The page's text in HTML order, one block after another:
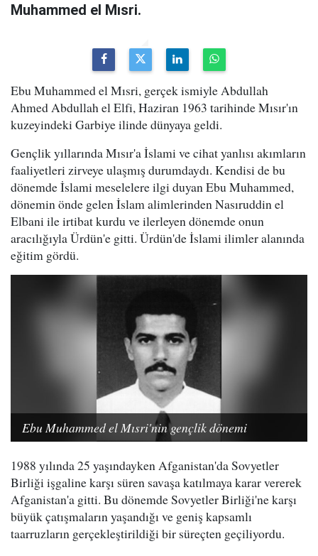
Muhammed el Mısri.
Ebu Muhammed el Mısri, gerçek ismiyle Abdullah
Ahmed Abdullah el Elfi, Haziran 1963 tarihinde Mısır'ın
kuzeyindeki Garbiye ilinde dünyaya geldi.
Gençlik yıllarında Mısır'a İslami ve cihat yanlısı akımların
faaliyetleri zirveye ulaşmış durumdaydı. Kendisi de bu
dönemde İslami meselelere ilgi duyan Ebu Muhammed,
dönemin önde gelen İslam alimlerinden Nasıruddin el
Elbani ile irtibat kurdu ve ilerleyen dönemde onun
aracılığıyla Ürdün'e gitti. Ürdün'de İslami ilimler alanında
eğitim gördü.
Ebu Muhammed el Mısri'nin gençlik dönemi
1988 yılında 25 yaşındayken Afganistan'da Sovyetler
Birliği işgaline karşı süren savaşa katılmaya karar vererek
Afganistan'a gitti. Bu dönemde Sovyetler Birliği'ne karşı
büyük çatışmaların yaşandığı ve geniş kapsamlı
taarruzların gerçekleştirildiği bir süreçten geçiliyordu.